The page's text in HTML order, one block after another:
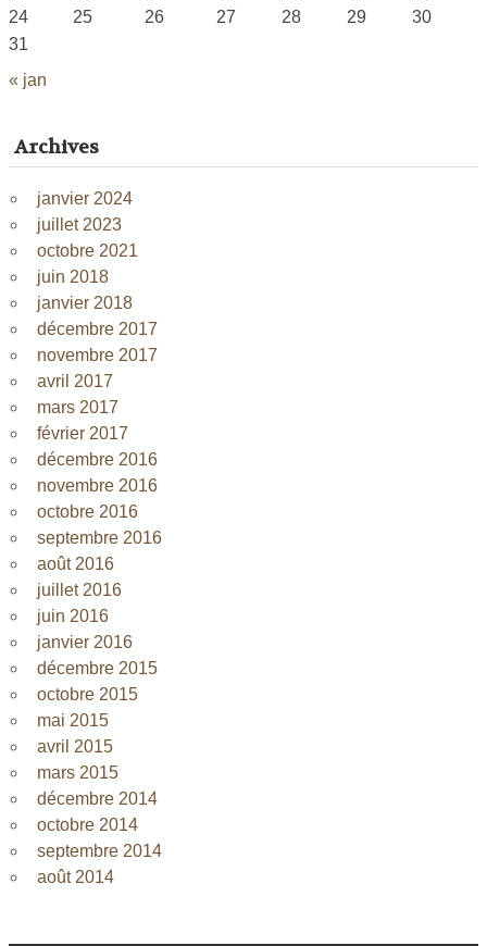
« jan
24
25 26 27 28 29
30
31
Archives
janvier 2024
juillet 2023
octobre 2021
juin 2018
janvier 2018
décembre 2017
novembre 2017
avril 2017
mars 2017
février 2017
décembre 2016
novembre 2016
octobre 2016
septembre 2016
août 2016
juillet 2016
juin 2016
janvier 2016
décembre 2015
octobre 2015
mai 2015
avril 2015
mars 2015
décembre 2014
octobre 2014
septembre 2014
août 2014